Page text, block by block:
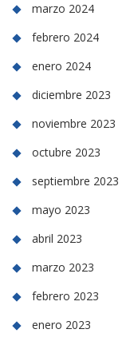
marzo 2024
febrero 2024
enero 2024
diciembre 2023
noviembre 2023
octubre 2023
septiembre 2023
mayo 2023
abril 2023
marzo 2023
febrero 2023
enero 2023